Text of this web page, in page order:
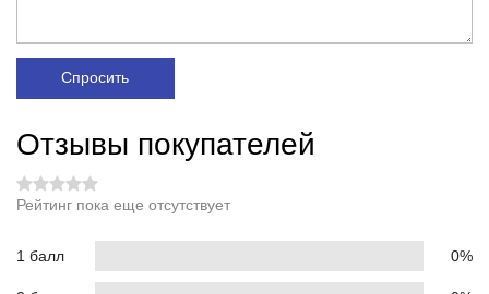
Спросить
Отзывы покупателей
Рейтинг пока еще отсутствует
1 балл 0%